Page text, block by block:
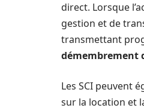
direct. Lorsque
gestion et de
transmettant
démembrement
Les SCI peuvent
sur la location et